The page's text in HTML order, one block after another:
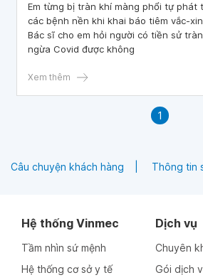
Em từng bị tràn khí màng phổi tự phát
các bệnh nền khi khai báo tiêm vắc-
Bác sĩ cho em hỏi người có tiền sử
ngừa Covid được không
Xem thêm
1
Câu chuyện khách hàng Thông tin
Hệ thống Vinmec
Tầm nhìn sứ mệnh
Hệ thống cơ sở y tế
Dịch vụ
Chuyên
Gói dịch